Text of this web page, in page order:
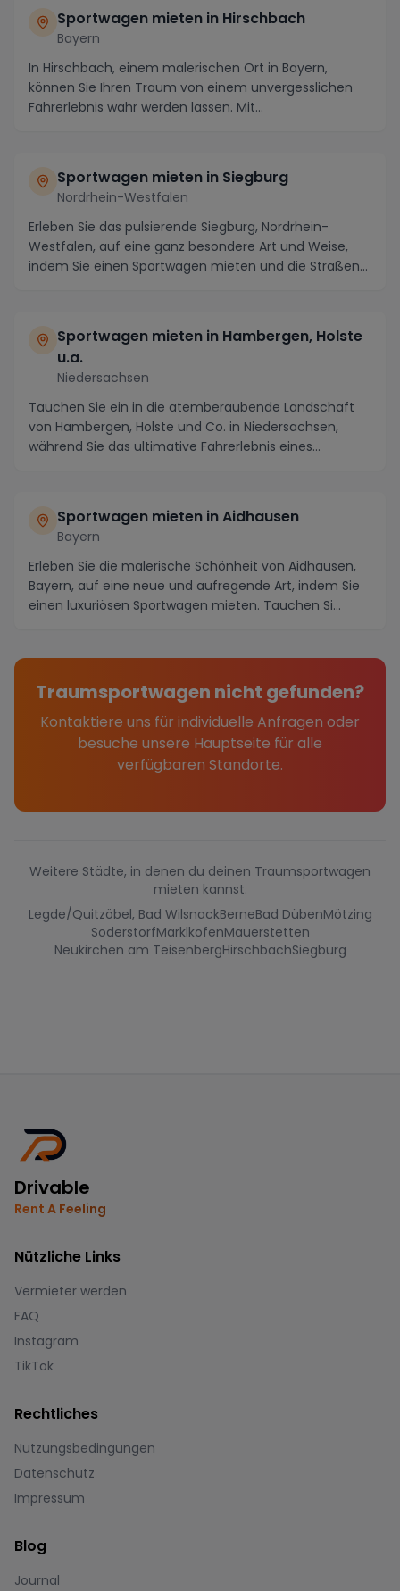
Sportwagen mieten in Hirschbach
Bayern
In Hirschbach, einem malerischen Ort in Bayern,
können Sie Ihren Traum von einem unvergesslichen
Fahrerlebnis wahr werden lassen. Mit
Sportwagen mieten in Siegburg
Nordrhein-Westfalen
Erleben Sie das pulsierende Siegburg, Nordrhein-
Westfalen, auf eine ganz besondere Art und Weise,
indem Sie einen Sportwagen mieten und die Straßen
Sportwagen mieten in Hambergen, Holste
u.a.
Niedersachsen
Tauchen Sie ein in die atemberaubende Landschaft
von Hambergen, Holste und Co. in Niedersachsen,
während Sie das ultimative Fahrerlebnis eines
Sportwagen mieten in Aidhausen
Bayern
Erleben Sie die malerische Schönheit von Aidhausen,
Bayern, auf eine neue und aufregende Art, indem Sie
einen luxuriösen Sportwagen mieten. Tauchen Si...
Traumsportwagen nicht gefunden?
Kontaktiere uns für individuelle Anfragen oder
besuche unsere Hauptseite für alle
verfügbaren Standorte.
Weitere Städte, in denen du deinen Traumsportwagen
mieten kannst.
Legde/Quitzöbel, Bad WilsnackBerneBad DübenMötzing
SoderstorfMarklkofenMauerstetten
Neukirchen am TeisenbergHirschbachSiegburg
Drivable
Rent A Feeling
Nützliche Links
Vermieter werden
FAQ
Instagram
TikTok
Rechtliches
Nutzungsbedingungen
Datenschutz
Impressum
Blog
Journal